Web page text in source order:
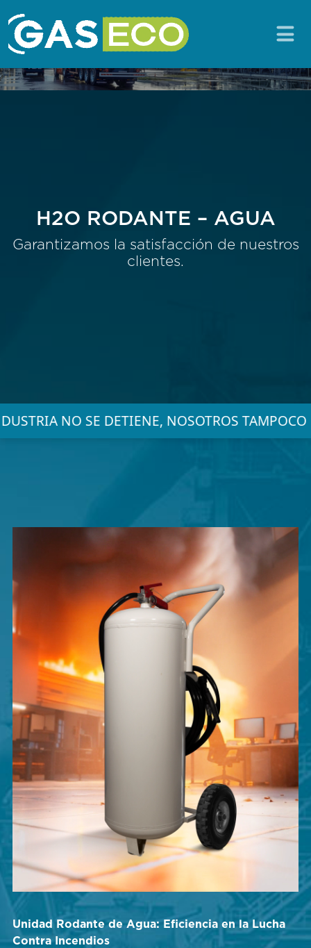
H2O RODANTE – AGUA
Garantizamos la satisfacción de nuestros
clientes.
NO SE DETIENE, NOSOTROS TAMPOCO
Unidad Rodante de Agua: Eficiencia en la Lucha
Contra Incendios